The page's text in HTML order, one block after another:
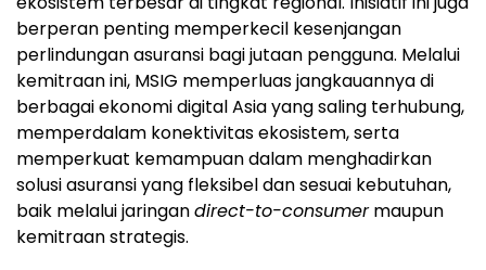
berperan penting memperkecil kesenjangan
perlindungan asuransi bagi jutaan pengguna. Melalui
kemitraan ini, MSIG memperluas jangkauannya di
berbagai ekonomi digital Asia yang saling terhubung,
memperdalam konektivitas ekosistem, serta
memperkuat kemampuan dalam menghadirkan
solusi asuransi yang fleksibel dan sesuai kebutuhan,
baik melalui jaringandirect-to-consumermaupun
kemitraan strategis.